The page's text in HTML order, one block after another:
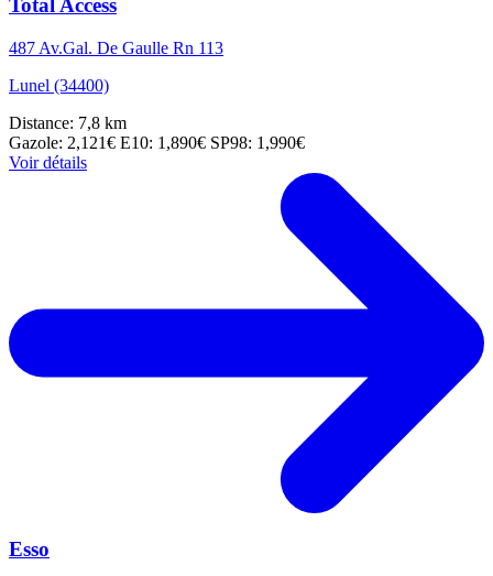
Total Access
487 Av.Gal. De Gaulle Rn 113
Lunel (34400)
Distance: 7,8 km
Gazole: 2,121€ E10: 1,890€ SP98: 1,990€
Voir détails
Esso